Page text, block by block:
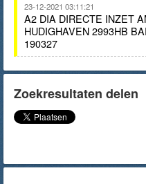
23-12-2021 03:11:21
A2 DIA DIRECTE INZET
HUDIGHAVEN 2993HB
190327
Zoekresultaten delen